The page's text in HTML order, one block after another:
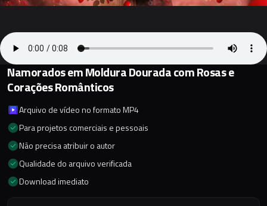
Namorados em Moldura Dourada com Rosas e
Corações Românticos
Arquivo de vídeo no formato MP4
Para projetos comerciais e pessoais
Não precisa atribuir o autor
Qualidade do arquivo verificada
Download imediato